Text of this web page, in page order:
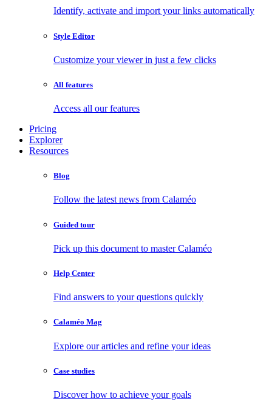
Identify, activate and import your links automatically
Style Editor
Customize your viewer in just a few clicks
All features
Access all our features
Pricing
Explorer
Resources
Blog
Follow the latest news from Calaméo
Guided tour
Pick up this document to master Calaméo
Help Center
Find answers to your questions quickly
Calaméo Mag
Explore our articles and refine your ideas
Case studies
Discover how to achieve your goals